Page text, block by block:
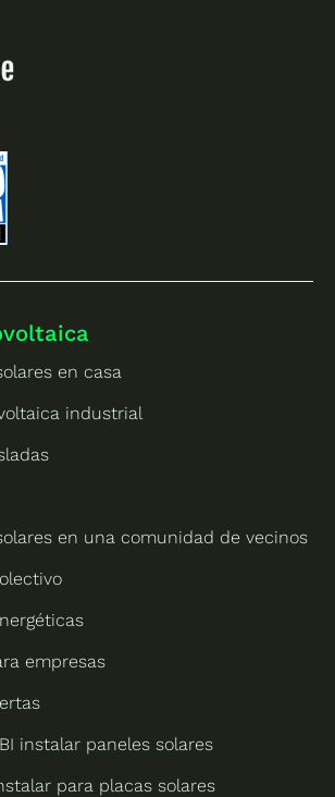
en casa
industrial
en una comunidad de vecinos
empresas
instalar paneles solares
para placas solares